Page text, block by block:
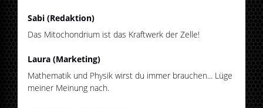
Sabi (Redaktion)
Das Mitochondrium ist das Kraftwerk der Zelle!
Laura (Marketing)
Mathematik und Physik wirst du immer brauchen... Lüge
meiner Meinung nach.